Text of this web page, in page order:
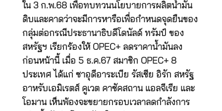
ใน 3 ก.พ.68 เพื่อทบทวนนโยบายการผลิตน้ำมัน
ดิบและคาดว่าจะมีการหารือเพื่อกำหนดจุดยืนของ
กลุ่มต่อกรณีประธานาธิบดีโดนัลด์ ทรัมป์ ของ
สหรัฐฯ เรียกร้องให้ OPEC+ ลดราคาน้ำมันลง
ก่อนหน้านี้ เมื่อ 5 ธ.ค.67 สมาชิก OPEC+ 8
ประเทศ ได้แก่ ซาอุดีอาระเบีย รัสเซีย อิรัก สหรัฐ
อาหรับเอมิเรตส์ คูเวต คาซัคสถาน แอลจีเรีย และ
โอมาน เห็นพ้องจะขยายกรอบเวลาลดกำลังการ